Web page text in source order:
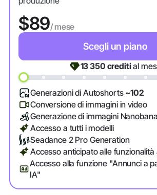
$89/ mese
Scegli un piano
13 350 creditial
Generazioni di Autoshorts ~102
Conversione di immagini in video
Generazione di immagini
Accesso a tutti i modelli
Seadance 2 Pro Generation
Accesso anticipato alle
Accesso alla funzione "Annunci a
IA"